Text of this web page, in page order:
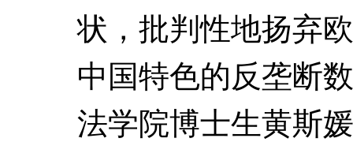
状，批判性地扬弃
中国特色的反垄断
法学院博士生黄斯